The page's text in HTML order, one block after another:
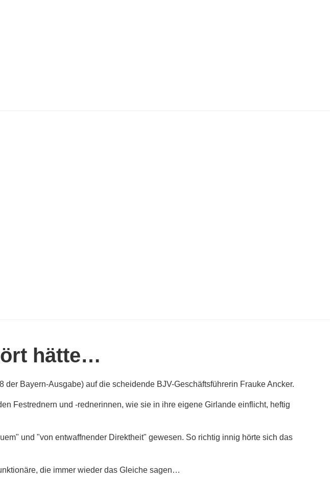
hätte…
Bayern-Ausgabe) auf die scheidende BJV-Geschäftsführerin Frauke Ancker.
Festrednern und -rednerinnen, wie sie in ihre eigene Girlande einflicht, heftig
und "von entwaffnender Direktheit" gewesen. So richtig innig hörte sich das
die immer wieder das Gleiche sagen…